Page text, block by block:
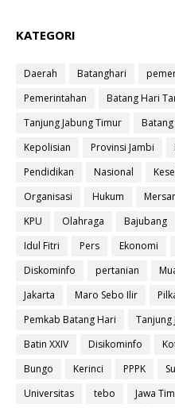
KATEGORI
Daerah Batanghari
Pemerintahan
Batang Hari
Tanjung Jabung Timur
Kepolisian
Provinsi Jambi
Pendidikan
Nasional
Organisasi
Hukum
KPU
Olahraga Bajubang
Idul Fitri
Pers Ekonomi
Diskominfo
pertanian
Jakarta
Maro Sebo Ilir
Pemkab Batang Hari
Tanjung
Batin XXIV
Disikominfo
Bungo
Kerinci PPPK
Universitas
tebo Jawa